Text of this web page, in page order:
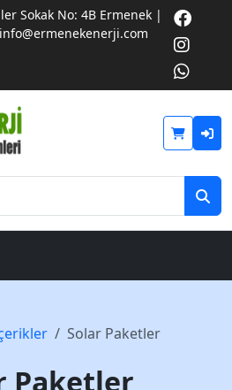
Sokak No: 4B Ermenek |
info@ermenekenerji.com
Solar Paketler
Paketler